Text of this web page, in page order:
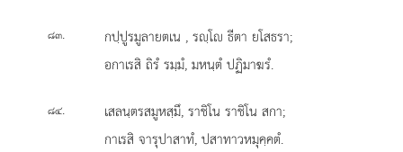
๘๓. กปฺปูรมูลายตเน , รฺโ ธีตา ยโสธรา;
อกาเรสิ ถิรํ รมฺมํ, มหนฺตํ ปฏิมาฆรํ.
๘๔.
เสลนฺตรสมูหสฺมึ, ราชิโน ราชิโน สกา;
กาเรสิ จารุปาสาทํ, ปสาทาวหมุคฺคตํ.